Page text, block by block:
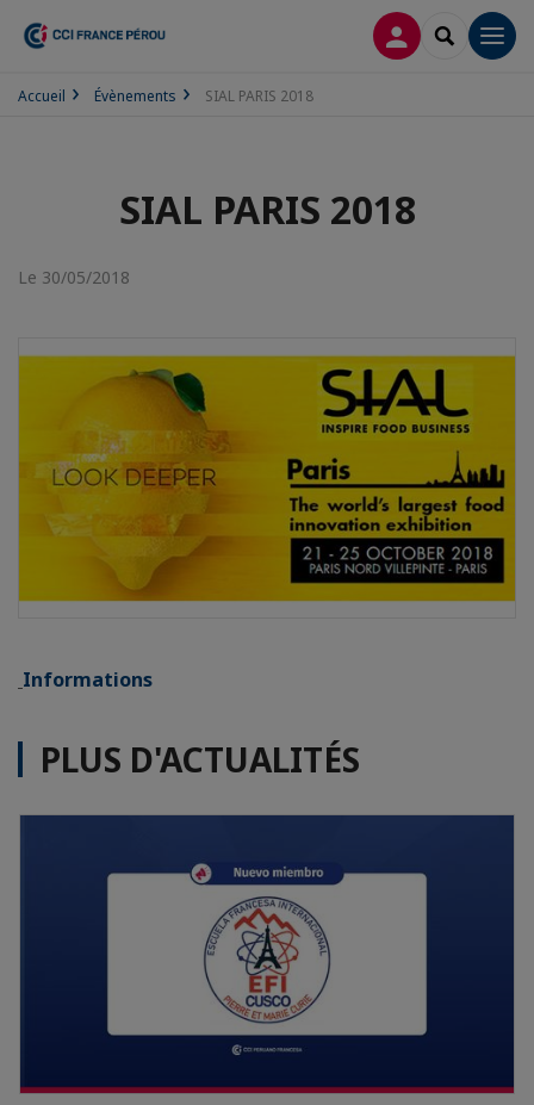
CONNEXION
Accueil Évènements SIAL PARIS 2018
SIAL PARIS 2018
Le 30/05/2018
Informations
PLUS D'ACTUALITÉS